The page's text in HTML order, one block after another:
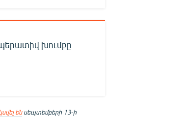
խումբը
ենսեպտեմբերի 13-ի